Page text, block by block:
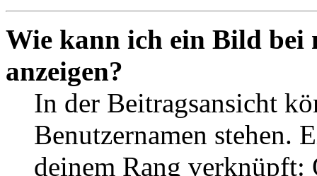
Wie kann ich ein Bild bei
anzeigen?
In der Beitragsansicht
Benutzernamen stehen.
deinem Rang verknüpft: